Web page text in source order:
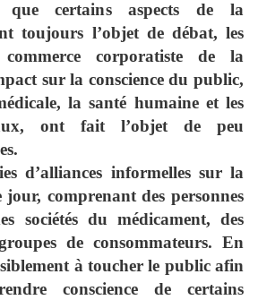
que certains aspects de la
toujours l’objet de débat, les
commerce corporatiste de la
sur la conscience du public,
la santé humaine et les
ont fait l’objet de peu
d’alliances informelles sur la
comprenant des personnes
sociétés du médicament, des
de consommateurs. En
à toucher le public afin
conscience de certains